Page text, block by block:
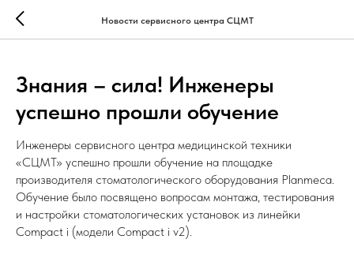
Новости сервисного центра СЦМТ
Знания – сила! Инженеры
успешно прошли обучение
Инженеры сервисного центра медицинской техники
«СЦМТ» успешно прошли обучение на площадке
производителя стоматологического оборудования Planmeca.
Обучение было посвящено вопросам монтажа, тестирования
и настройки стоматологических установок из линейки
Compact i (модели Compact i v2).